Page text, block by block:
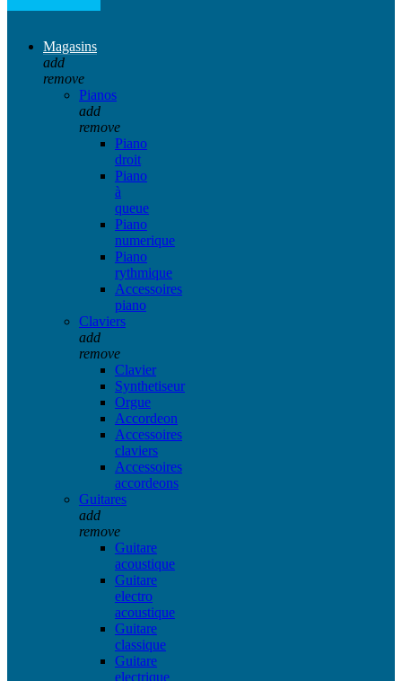
Magasins
add
remove
Pianos
add
remove
Piano
droit
Piano
à
queue
Piano
numerique
Piano
rythmique
Accessoires
piano
Claviers
add
remove
Clavier
Synthetiseur
Orgue
Accordeon
Accessoires
claviers
Accessoires
accordeons
Guitares
add
remove
Guitare
acoustique
Guitare
electro
acoustique
Guitare
classique
Guitare
electrique